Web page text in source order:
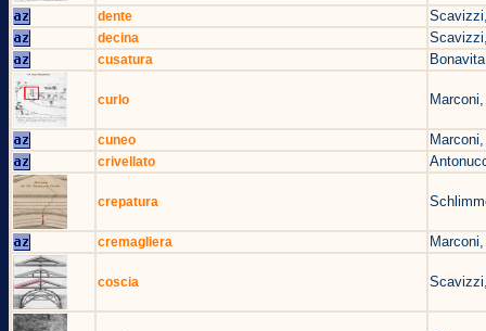
dente
decina
cusatura
curlo
cuneo
crivellato
crepatura
cremagliera
coscia